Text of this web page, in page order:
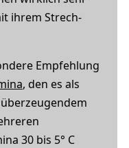
ihrem Strech-
Empfehlung
, den es als
30 bis 5° C